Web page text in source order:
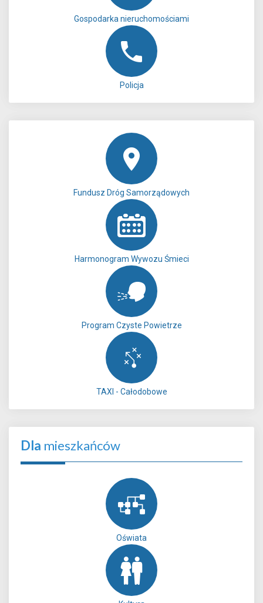
Gospodarka nieruchomościami
Policja
Fundusz Dróg Samorządowych
Harmonogram Wywozu Śmieci
Program Czyste Powietrze
TAXI - Całodobowe
Dla mieszkańców
Oświata